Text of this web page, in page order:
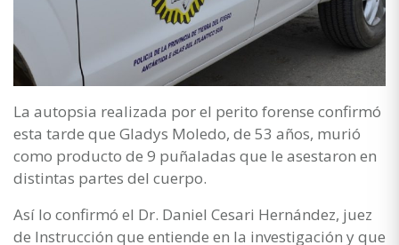
La autopsia realizada por el perito forense confirmó
esta tarde que Gladys Moledo, de 53 años, murió
como producto de 9 puñaladas que le asestaron en
distintas partes del cuerpo.
Así lo confirmó el Dr. Daniel Cesari Hernández, juez
de Instrucción que entiende en la investigación y que